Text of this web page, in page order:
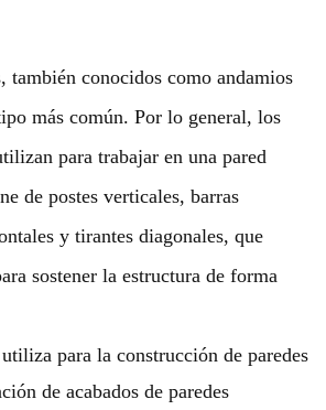
también conocidos como andamios
más común. Por lo general, los
para trabajar en una pared
de postes verticales, barras
y tirantes diagonales, que
sostener la estructura de forma
para la construcción de paredes
de acabados de paredes